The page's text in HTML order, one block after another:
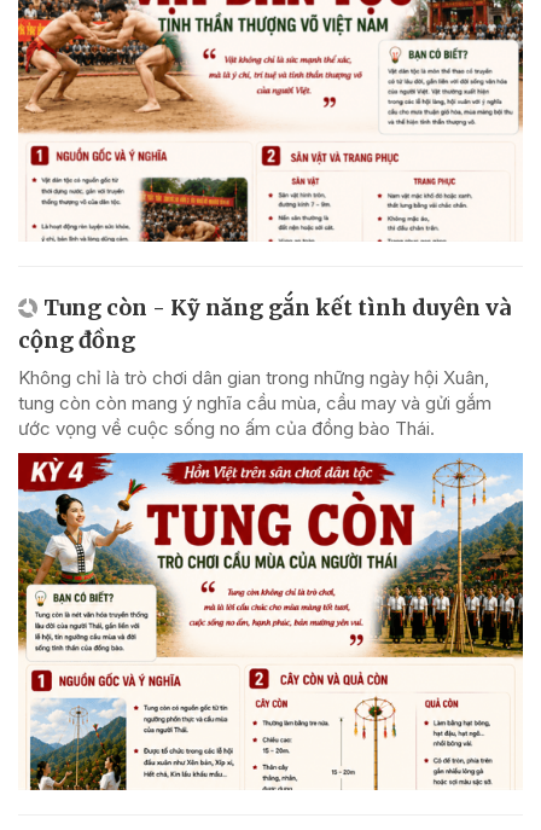
Tung còn - Kỹ năng gắn kết tình duyên và
cộng đồng
Không chỉ là trò chơi dân gian trong những ngày hội Xuân,
tung còn còn mang ý nghĩa cầu mùa, cầu may và gửi gắm
ước vọng về cuộc sống no ấm của đồng bào Thái.